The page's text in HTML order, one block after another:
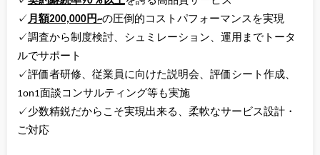
✓ 月額200,000円~の圧倒的コストパフォーマンスを実現
✓調査から制度検討、シュミレーション、運用までトータ
ルでサポート
✓評価者研修、従業員に向けた説明会、評価シート作成、
1on1面談コンサルティング等も実施
✓少数精鋭だからこそ実現出来る、柔軟なサービス設計・
ご対応